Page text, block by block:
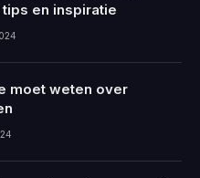
en inspiratie
moet weten over